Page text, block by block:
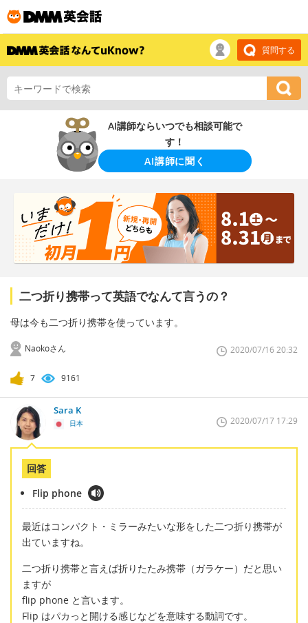
質問する
AI講師ならいつでも相談可能で
す！
AI講師に聞く
二つ折り携帯って英語でなんて言うの？
母は今も二つ折り携帯を使っています。
Naokoさん 2020/07/16 20:32
7 9161
Sara K
日本 2020/07/17 17:29
回答
Flip phone
最近はコンパクト・ミラーみたいな形をした二つ折り携帯が
出ていますね。
二つ折り携帯と言えば折りたたみ携帯（ガラケー）だと思い
ますが
flip phone と言います。
Flip はパカっと開ける感じなどを意味する動詞です。